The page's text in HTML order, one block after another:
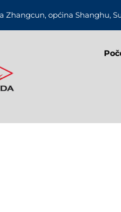
Zhangcun, općina Shanghu,